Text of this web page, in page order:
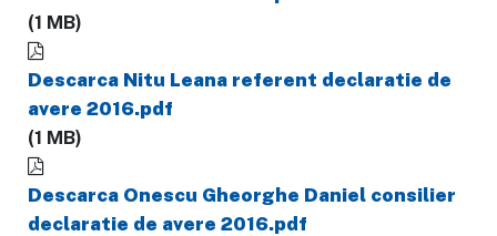
(1 MB)
Descarca Nitu Leana referent declaratie de
avere 2016.pdf
(1 MB)
Descarca Onescu Gheorghe Daniel consilier
declaratie de avere 2016.pdf